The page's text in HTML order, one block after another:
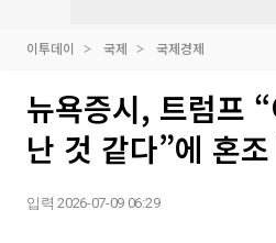
이투데이 국제 국제경제
뉴욕증시, 트럼프
난 것 같다”에 혼
입력 2026-07-09 06:29